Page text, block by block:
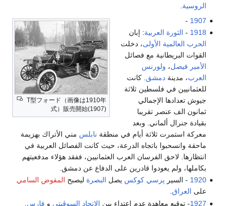
الروسية
T型フォード（画像は1910年
式）販売開始(1907)
1907
-
1918
- الثورة العربية: إبان
الحرب العالمية الأولى، دخلت
القوات البريطانية مع فصائل
الأمير فيصل، ولورنس
العرب، مدينةدمشق . كانت
للعثمانيين في فلسطين ثلاثة
جيوش تعدادها الإجمالي
ثمانون الف عنصر تقريبا
بقيادة جنرال ألماني. وبعد
معركة استمرت ثلاثة أيام في منطقة نابلس مني الأتراك بهزيمة
ماحقة وانسحبوا باتجاه الدرعة، حيث كانت الفصائل العربية في
انتظارها. لاحق الفرسان العرب العثمانيين، ففقد هؤلاء مدفعيتهم
بكاملها، ولم يعودوا قادرين على الدفاع عن دمشق.
1920 - السير پرسي كوكس يصل البصرة ليصبح المفوض السامي
على العراق.
1927- ‬توقيع معاهدة عدم اعتداء بين الاتحاد السوڤيتي فارس